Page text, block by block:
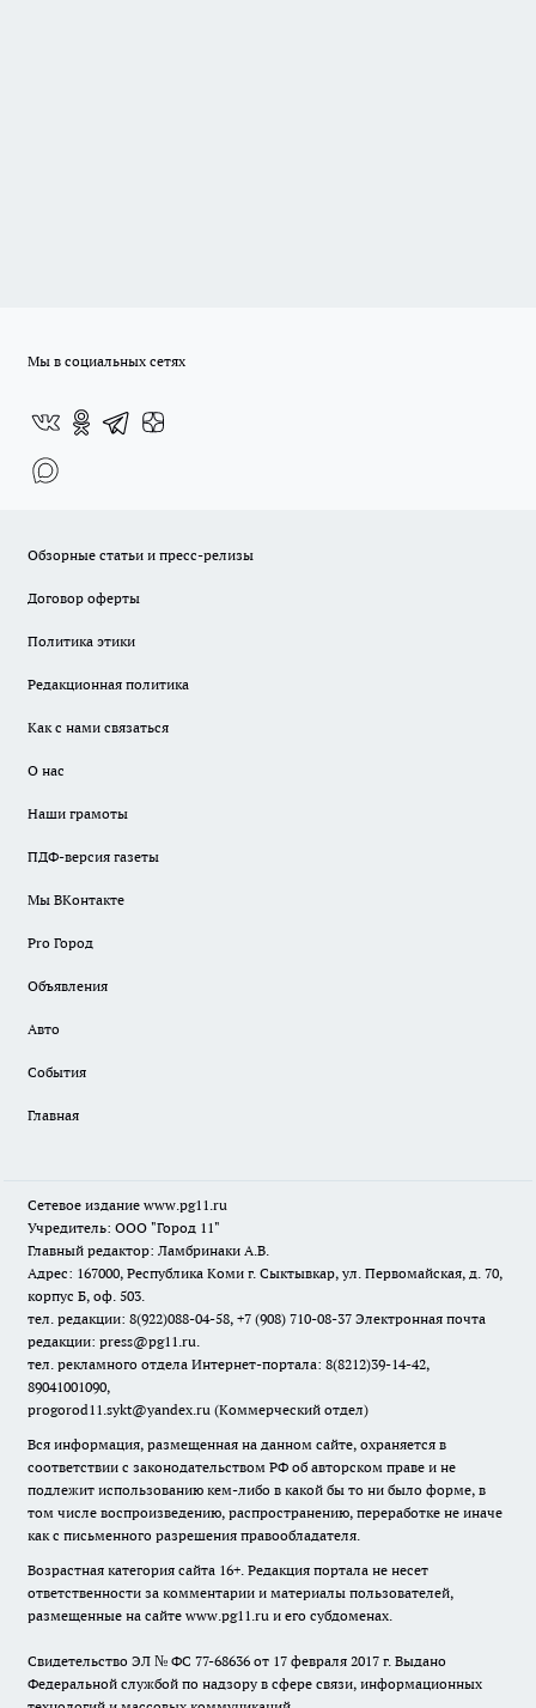
Мы в социальных сетях
Обзорные статьи и пресс-релизы
Договор оферты
Политика этики
Редакционная политика
Как с нами связаться
О нас
Наши грамоты
ПДФ-версия газеты
Мы ВКонтакте
Pro Город
Объявления
Авто
События
Главная
Сетевое издание www.pg11.ru
Учредитель: ООО "Город 11"
Главный редактор: Ламбринаки А.В.
Адрес: 167000, Республика Коми г. Сыктывкар, ул. Первомайская, д. 70,
корпус Б, оф. 503.
тел. редакции: 8(922)088-04-58, +7 (908) 710-08-37 Электронная почта
редакции: press@pg11.ru.
тел. рекламного отдела Интернет-портала: 8(8212)39-14-42,
89041001090,
progorod11.sykt@yandex.ru (Коммерческий отдел)
Вся информация, размещенная на данном сайте, охраняется в
соответствии с законодательством РФ об авторском праве и не
подлежит использованию кем-либо в какой бы то ни было форме, в
том числе воспроизведению, распространению, переработке не иначе
как с письменного разрешения правообладателя.
Возрастная категория сайта 16+. Редакция портала не несет
ответственности за комментарии и материалы пользователей,
размещенные на сайте www.pg11.ru и его субдоменах.
Свидетельство ЭЛ № ФС 77-68636 от 17 февраля 2017 г. Выдано
Федеральной службой по надзору в сфере связи, информационных